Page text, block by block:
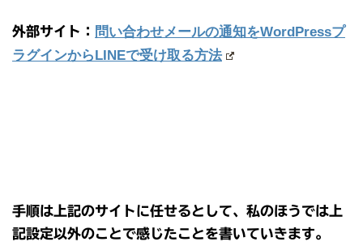
外部サイト： 問い合わせメールの通知をWordPressプ
ラグインからLINEで受け取る方法
手順は上記のサイトに任せるとして、私のほうでは上
記設定以外のことで感じたことを書いていきます。